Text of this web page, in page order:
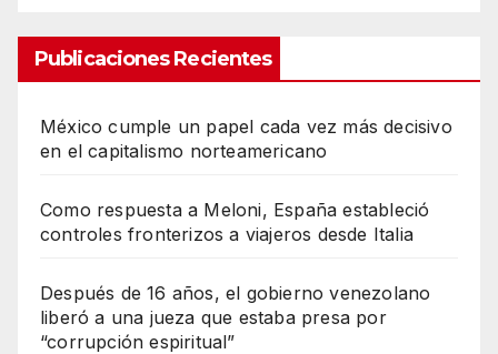
Publicaciones Recientes
México cumple un papel cada vez más decisivo
en el capitalismo norteamericano
Como respuesta a Meloni, España estableció
controles fronterizos a viajeros desde Italia
Después de 16 años, el gobierno venezolano
liberó a una jueza que estaba presa por
“corrupción espiritual”